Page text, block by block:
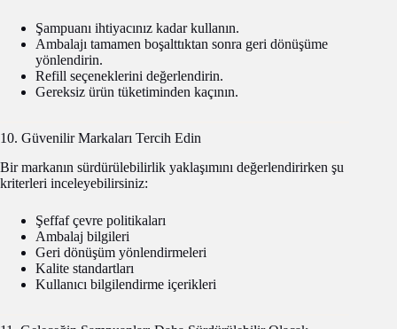
Şampuanı ihtiyacınız kadar kullanın.
Ambalajı tamamen boşalttıktan sonra geri dönüşüme
yönlendirin.
Refill seçeneklerini değerlendirin.
Gereksiz ürün tüketiminden kaçının.
10. Güvenilir Markaları Tercih Edin
Bir markanın sürdürülebilirlik yaklaşımını değerlendirirken şu
kriterleri inceleyebilirsiniz:
Şeffaf çevre politikaları
Ambalaj bilgileri
Geri dönüşüm yönlendirmeleri
Kalite standartları
Kullanıcı bilgilendirme içerikleri